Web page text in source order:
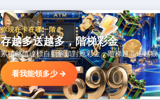
你現在卡在哪一階？
存越多送越多，階梯彩金
累積儲值達標自動解鎖對應彩金，階梯越高送越狠
看我能領多少 →